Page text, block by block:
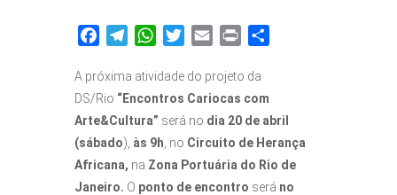
FacebookTelegramWhatsApp
TwitterEmail Print
A próxima atividade do projeto da
DS/Rio “Encontros Cariocas com
Arte&Cultura” será no dia 20 de abril
(sábado), às 9h , no Circuito de Herança
Africana, na Zona Portuária do Rio de
Janeiro. O ponto de encontro será no